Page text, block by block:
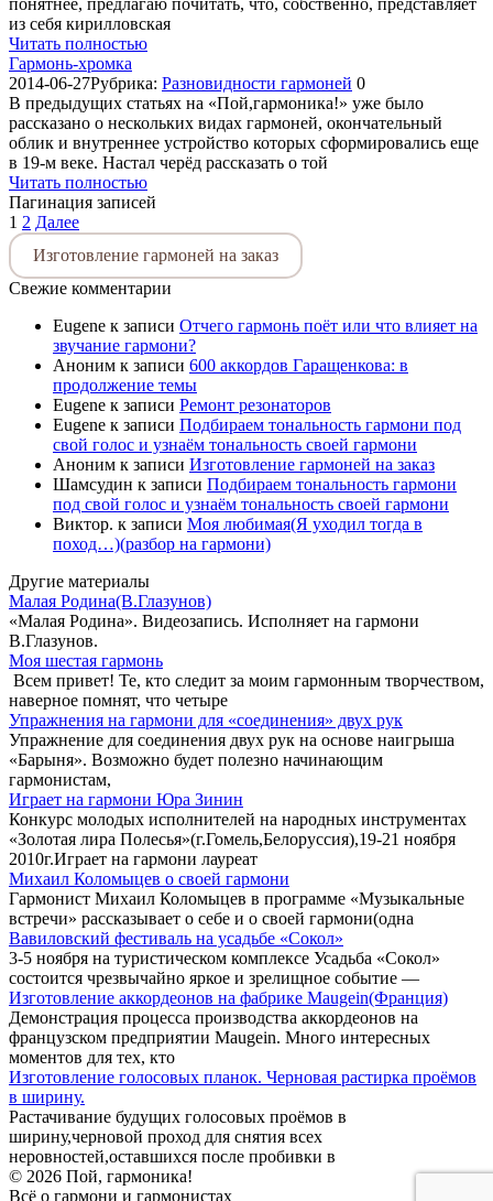
из себя кирилловская
Читать полностью
Гармонь-хромка
2014-06-27Рубрика: Разновидности гармоней 0
В предыдущих статьях на «Пой,гармоника!» уже было
рассказано о нескольких видах гармоней, окончательный
облик и внутреннее устройство которых сформировались еще
в 19-м веке. Настал черёд рассказать о той
Читать полностью
Пагинация записей
1 2 Далее
Изготовление гармоней на заказ
Свежие комментарии
Eugene к записи Отчего гармонь поёт или что влияет на
звучание гармони?
Аноним к записи 600 аккордов Гаращенкова: в
продолжение темы
Eugene к записи Ремонт резонаторов
Eugene к записи Подбираем тональность гармони под
свой голос и узнаём тональность своей гармони
Аноним к записи Изготовление гармоней на заказ
Шамсудин к записи Подбираем тональность гармони
под свой голос и узнаём тональность своей гармони
Виктор. к записи Моя любимая(Я уходил тогда в
поход…)(разбор на гармони)
Другие материалы
Малая Родина(В.Глазунов)
«Малая Родина». Видеозапись. Исполняет на гармони
В.Глазунов.
Моя шестая гармонь
Всем привет! Те, кто следит за моим гармонным творчеством,
наверное помнят, что четыре
Упражнения на гармони для «соединения» двух рук
Упражнение для соединения двух рук на основе наигрыша
«Барыня». Возможно будет полезно начинающим
гармонистам,
Играет на гармони Юра Зинин
Конкурс молодых исполнителей на народных инструментах
«Золотая лира Полесья»(г.Гомель,Белоруссия),19-21 ноября
2010г.Играет на гармони лауреат
Михаил Коломыцев о своей гармони
Гармонист Михаил Коломыцев в программе «Музыкальные
встречи» рассказывает о себе и о своей гармони(одна
Вавиловский фестиваль на усадьбе «Сокол»
3-5 ноября на туристическом комплексе Усадьба «Сокол»
состоится чрезвычайно яркое и зрелищное событие —
Изготовление аккордеонов на фабрике Maugein(Франция)
Демонстрация процесса производства аккордеонов на
французском предприятии Maugein. Много интересных
моментов для тех, кто
Изготовление голосовых планок. Черновая растирка проёмов
в ширину.
Растачивание будущих голосовых проёмов в
ширину,черновой проход для снятия всех
неровностей,оставшихся после пробивки в
© 2026 Пой, гармоника!
Всё о гармони и гармонистах